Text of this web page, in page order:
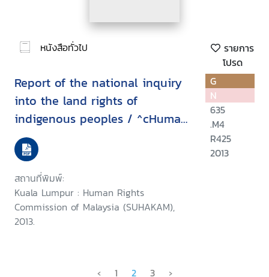
หนังสือทั่วไป
รายการ
โปรด
Report of the national inquiry
into the land rights of
indigenous peoples / ^cHuman
Rights Commission of Malaysia
(SUHAKAM)
สถานที่พิมพ์:
Kuala Lumpur : Human Rights
Commission of Malaysia (SUHAKAM),
2013.
G
N
635
.M4
R425
2013
‹ 1 2 3 ›